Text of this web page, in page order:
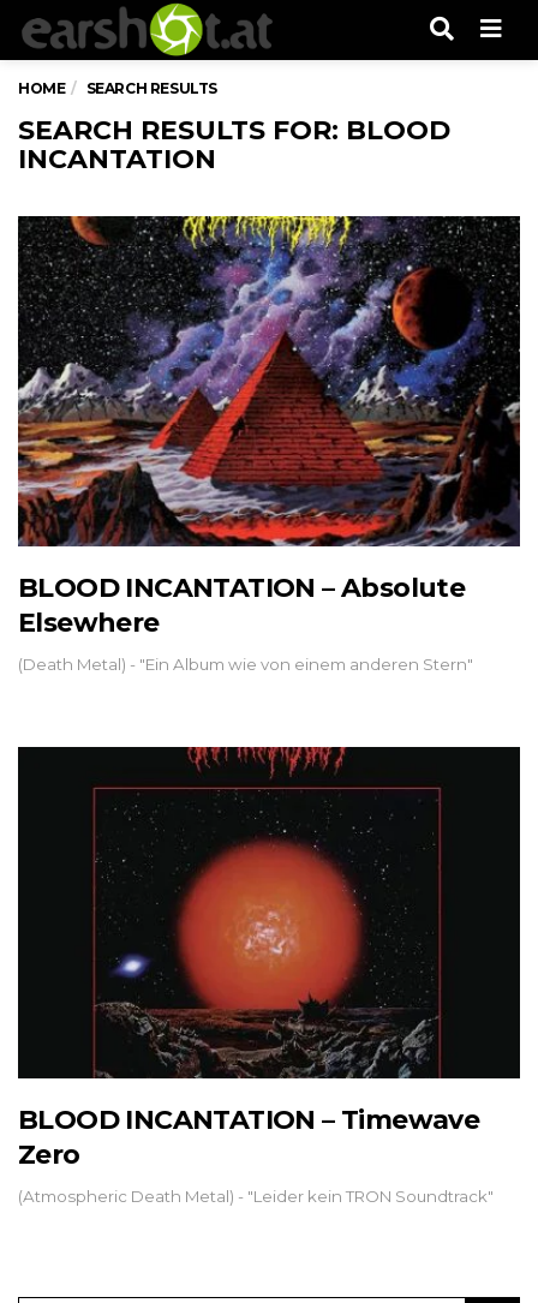
HOME SEARCH RESULTS
SEARCH RESULTS FOR: BLOOD
INCANTATION
BLOOD INCANTATION – Absolute
Elsewhere
(Death Metal) - "Ein Album wie von einem anderen Stern"
BLOOD INCANTATION – Timewave
Zero
(Atmospheric Death Metal) - "Leider kein TRON Soundtrack"